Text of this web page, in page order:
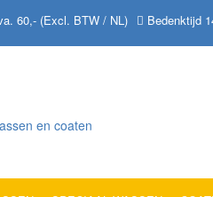
60,- (Excl. BTW / NL) Bedenktijd
en coaten